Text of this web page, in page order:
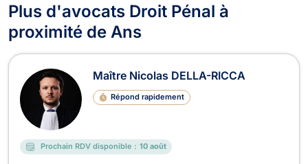
Plus d'avocats Droit Pénal à
proximité de Ans
Maître Nicolas DELLA-RICCA
Répond rapidement
Prochain RDV disponible : 10 août